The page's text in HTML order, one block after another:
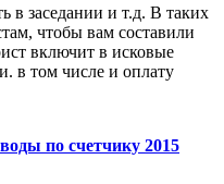
в заседании и т.д. В таких
чтобы вам составили
включит в исковые
в том числе и оплату
по счетчику 2015